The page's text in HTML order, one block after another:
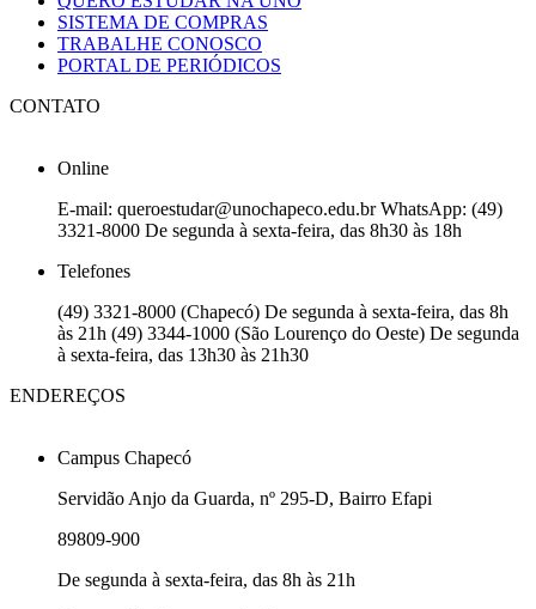
SISTEMA DE COMPRAS
TRABALHE CONOSCO
PORTAL DE PERIÓDICOS
CONTATO
Online
E-mail: queroestudar@unochapeco.edu.br WhatsApp: (49)
3321-8000 De segunda à sexta-feira, das 8h30 às 18h
Telefones
(49) 3321-8000 (Chapecó) De segunda à sexta-feira, das 8h
às 21h (49) 3344-1000 (São Lourenço do Oeste) De segunda
à sexta-feira, das 13h30 às 21h30
ENDEREÇOS
Campus Chapecó
Servidão Anjo da Guarda, nº 295-D, Bairro Efapi
89809-900
De segunda à sexta-feira, das 8h às 21h